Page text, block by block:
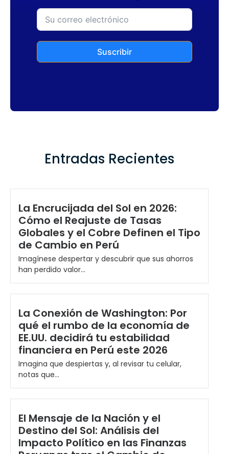
Suscribir
Entradas Recientes
La Encrucijada del Sol en 2026:
Cómo el Reajuste de Tasas
Globales y el Cobre Definen el Tipo
de Cambio en Perú
Imagínese despertar y descubrir que sus ahorros
han perdido valor...
La Conexión de Washington: Por
qué el rumbo de la economía de
EE.UU. decidirá tu estabilidad
financiera en Perú este 2026
Imagina que despiertas y, al revisar tu celular,
notas que...
El Mensaje de la Nación y el
Destino del Sol: Análisis del
Impacto Político en las Finanzas